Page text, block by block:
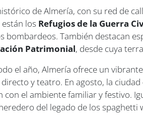
de Almería, con su red de
los Refugios de la Guerra
bombardeos. También destacan
Patrimonial, desde cuya
el año, Almería ofrece un
y teatro. En agosto, la
con el ambiente familiar y festivo.
del legado de los